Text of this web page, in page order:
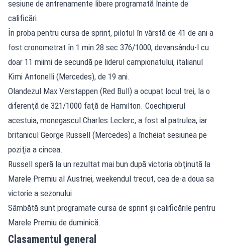
sesiune de antrenamente libere programată înainte de
calificări.
În proba pentru cursa de sprint, pilotul în vârstă de 41 de ani a
fost cronometrat în 1 min 28 sec 376/1000, devansându-l cu
doar 11 miimi de secundă pe liderul campionatului, italianul
Kimi Antonelli (Mercedes), de 19 ani.
Olandezul Max Verstappen (Red Bull) a ocupat locul trei, la o
diferenţă de 321/1000 faţă de Hamilton. Coechipierul
acestuia, monegascul Charles Leclerc, a fost al patrulea, iar
britanicul George Russell (Mercedes) a încheiat sesiunea pe
poziţia a cincea.
Russell speră la un rezultat mai bun după victoria obţinută la
Marele Premiu al Austriei, weekendul trecut, cea de-a doua sa
victorie a sezonului.
Sâmbătă sunt programate cursa de sprint şi calificările pentru
Marele Premiu de duminică.
Clasamentul general